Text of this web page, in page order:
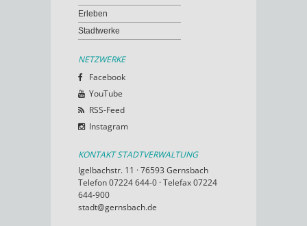
Erleben
Stadtwerke
NETZWERKE
Facebook
YouTube
RSS-Feed
Instagram
KONTAKT STADTVERWALTUNG
Igelbachstr. 11 · 76593 Gernsbach
Telefon 07224 644-0 · Telefax 07224
644-900
stadt@gernsbach.de